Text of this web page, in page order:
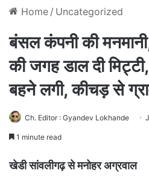
Home / Uncategorized
बंसल कंपनी की
की जगह डाल दी
बहने लगी, कीचड़ से
Ch. Editor : Gyandev Lokhande
1 minute read
खेडी सांवलीगढ़ से मनोहर अग्रवाल